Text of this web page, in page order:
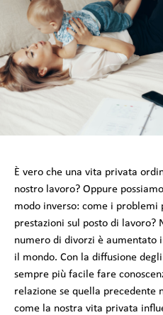
È vero che una vita privata
nostro lavoro? Oppure
modo inverso: come i problemi
prestazioni sul posto di lavoro?
numero di divorzi è aumentato
il mondo. Con la diffusione
sempre più facile fare
relazione se quella precedente
come la nostra vita privata